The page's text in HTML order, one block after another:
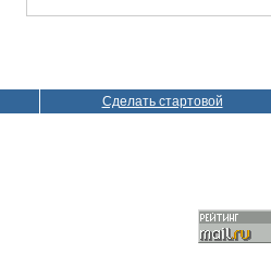
Сделать стартовой